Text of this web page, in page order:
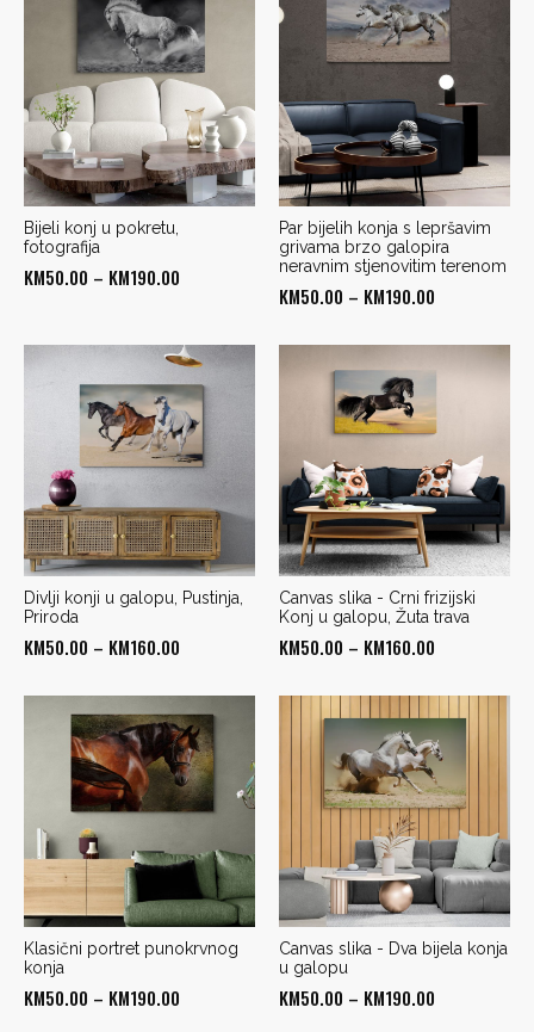
through
KM190.00
KM190.00
Bijeli konj u pokretu,
fotografija
KM50.00 – KM190.00
through
KM190.00
Par bijelih konja s lepršavim
grivama brzo galopira
neravnim stjenovitim terenom
KM50.00 – KM190.00
KM50.00
KM190.00
Divlji konji u galopu, Pustinja,
Priroda
KM50.00 – KM160.00
through
KM160.00
Canvas slika - Crni frizijski
Konj u galopu, Žuta trava
KM50.00 – KM160.00
through
KM160.00
Klasični portret punokrvnog
konja
KM50.00 – KM190.00
Canvas slika - Dva bijela konja
u galopu
KM50.00 – KM190.00